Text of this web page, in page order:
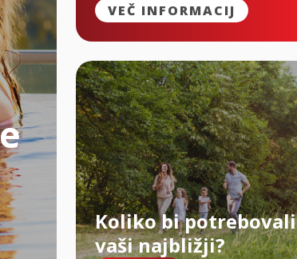
VEČ INFORMACIJ
Koliko bi potrebovali
vaši najbližji?